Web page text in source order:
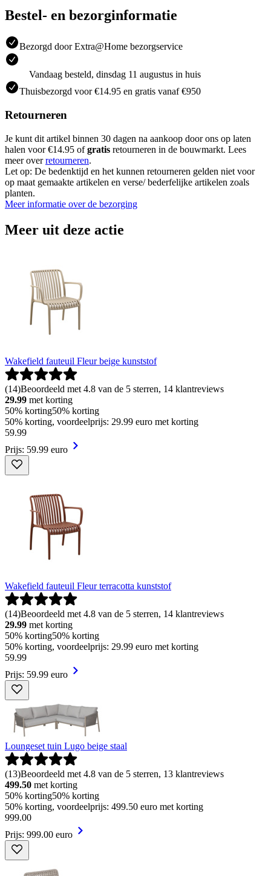
Bestel- en bezorginformatie
Bezorgd door Extra@Home bezorgservice
Vandaag besteld, dinsdag 11 augustus in huis
Thuisbezorgd voor €14.95 en gratis vanaf €950
Retourneren
Je kunt dit artikel binnen 30 dagen na aankoop door ons op laten
halen voor €14.95 ofgratis retourneren in de bouwmarkt. Lees
meer overretourneren.
Let op: De bedenktijd en het kunnen retourneren gelden niet voor
op maat gemaakte artikelen en verse/ bederfelijke artikelen zoals
planten.
Meer informatie over de bezorging
Meer uit deze actie
Wakefield fauteuil Fleur beige kunststof
(14)Beoordeeld met 4.8 van de 5 sterren, 14 klantreviews
29.99 met korting
50% korting50% korting
50% korting, voordeelprijs: 29.99 euro met korting
59.99
Prijs: 59.99 euro
Wakefield fauteuil Fleur terracotta kunststof
(14)Beoordeeld met 4.8 van de 5 sterren, 14 klantreviews
29.99 met korting
50% korting50% korting
50% korting, voordeelprijs: 29.99 euro met korting
59.99
Prijs: 59.99 euro
Loungeset tuin Lugo beige staal
(13)Beoordeeld met 4.8 van de 5 sterren, 13 klantreviews
499.50 met korting
50% korting50% korting
50% korting, voordeelprijs: 499.50 euro met korting
999.00
Prijs: 999.00 euro